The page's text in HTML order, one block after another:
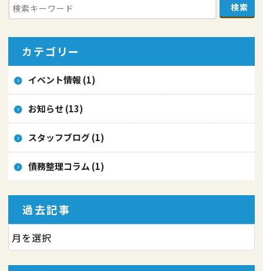
カテゴリー
イベント情報 (1)
お知らせ (13)
スタッフブログ (1)
債務整理コラム (1)
過去記事